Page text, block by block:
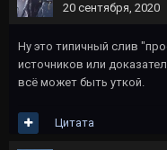
20 сентября, 2020
Ну это типичный слив
источников или
всё может быть уткой.
Цитата